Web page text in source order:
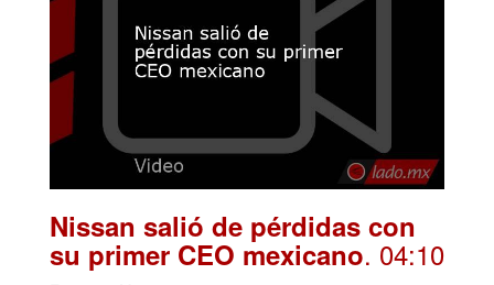
Nissan salió de pérdidas con
su primer CEO mexicano. 04:10